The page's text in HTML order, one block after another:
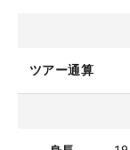
ツアー通算